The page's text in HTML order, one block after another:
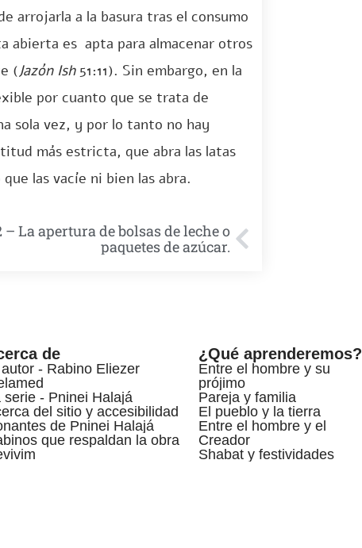
arrojarla a la basura tras el consumo
abierta es apta para almacenar otros
(Jazón Ish51:11). Sin embargo, en la
por cuanto que se trata de
sola vez, y por lo tanto no hay
más estricta, que abra las latas
las vacíe ni bien las abra.
– La apertura de bolsas de leche o
paquetes de azúcar.
de
- Rabino Eliezer
serie - Pninei Halajá
del sitio y accesibilidad
de Pninei Halajá
que respaldan la obra
¿Qué aprenderemos?
Entre el hombre y su
prójimo
Pareja y familia
El pueblo y la tierra
Entre el hombre y el
Creador
Shabat y festividades